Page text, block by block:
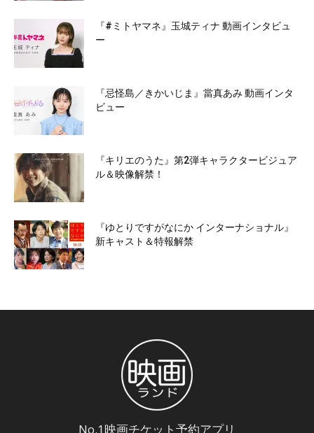
『#ミトヤマネ』玉城ティナ 動画インタビュ
ー
『忌怪島／きかいじま』當真あみ 動画インタ
ビュー
『キリエのうた』第2弾キャラクタービジュア
ル＆映像解禁！
『ゆとりですがなにか インターナショナル』
新キャスト＆特報解禁
No.1映画チケット予約アプリ